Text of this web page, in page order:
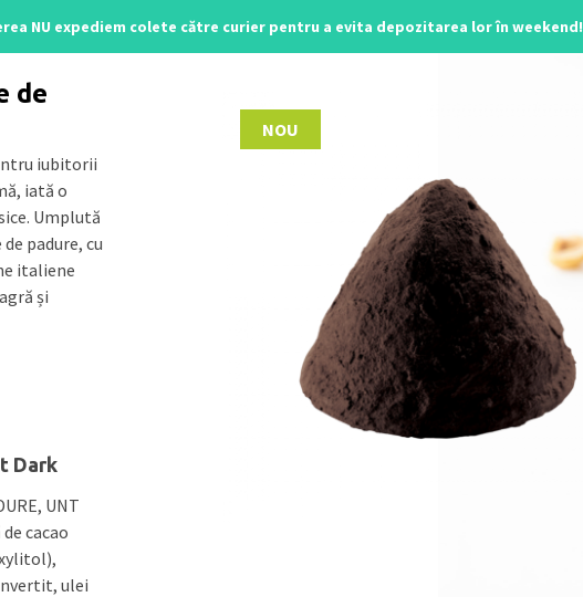
NU expediem colete către curier pentru a evita depozitarea lor în weekend!
de
iubitorii
iată o
Umplută
padure, cu
italiene
și
Dark
UNT
cacao
ulei
NOU